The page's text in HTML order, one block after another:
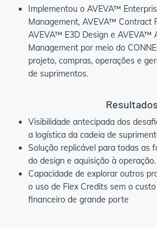
Implementou o AVEVA™
Management, AVEVA™ Contract
AVEVA™ E3D Design e AVEVA™
Management por meio do
projeto, compras, operações e
de suprimentos.
Resultados
Visibilidade antecipada dos
a logística da cadeia de
Solução replicável para todas as
do design e aquisição à operação.
Capacidade de explorar outros
o uso de Flex Credits sem o
financeiro de grande porte